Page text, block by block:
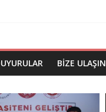
BIZE ULAŞIN